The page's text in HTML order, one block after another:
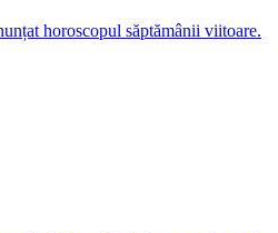
horoscopul săptămânii viitoare.